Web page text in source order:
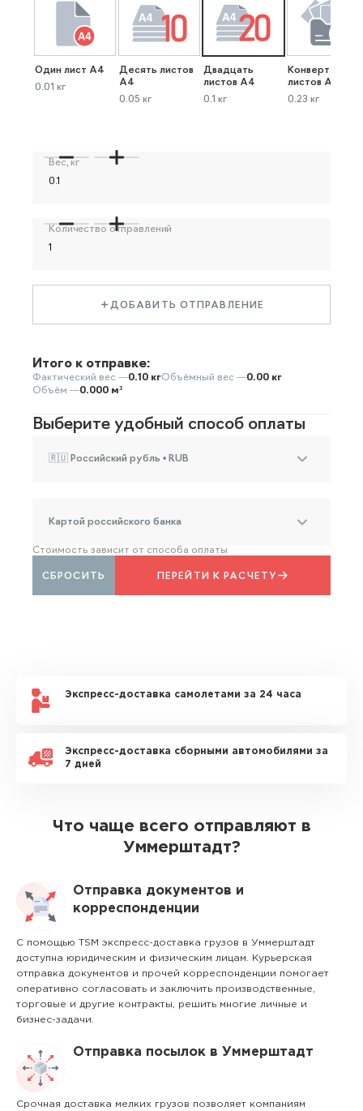
Один лист А4
0.01 кг
Десять листов
А4
0.05 кг
Двадцать
листов А4
0.1 кг
Конверт до 40
листов А4
0.23 кг
Вес, кг
Количество отправлений
ДОБАВИТЬ ОТПРАВЛЕНИЕ
Итого к отправке:
Фактический вес —0.10 кгОбъёмный вес —0.00 кг
Объём —0.000 м³
Выберите удобный способ оплаты
🇷🇺 Российский рубль • RUB
Картой российского банка
Стоимость зависит от способа оплаты
ПЕРЕЙТИ К РАСЧЕТУ
СБРОСИТЬ
Экспресс-доставка самолетами за 24 часа
Экспресс-доставка сборными автомобилями за
7 дней
Что чаще всего отправляют в
Уммерштадт?
Отправка документов и
корреспонденции
С помощью TSM экспресс-доставка грузов в Уммерштадт
доступна юридическим и физическим лицам. Курьерская
отправка документов и прочей корреспонденции помогает
оперативно согласовать и заключить производственные,
торговые и другие контракты, решить многие личные и
бизнес-задачи.
Отправка посылок в Уммерштадт
Срочная доставка мелких грузов позволяет компаниям